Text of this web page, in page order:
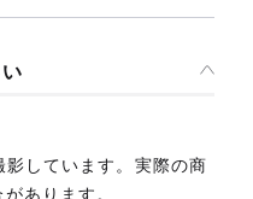
しています。実際の商
あります。